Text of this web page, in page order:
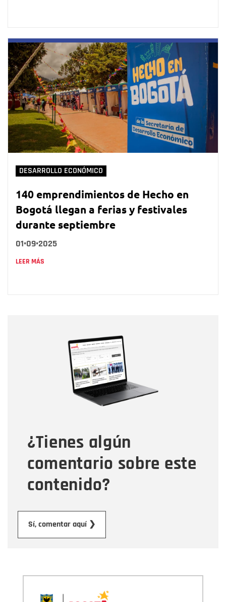
DESARROLLO ECONÓMICO
140 emprendimientos de Hecho en
Bogotá llegan a ferias y festivales
durante septiembre
01•09•2025
LEER MÁS
¿Tienes algún
comentario sobre este
contenido?
Sí, comentar aquí ❯
Correo electrónico
Tipo de comentario
Mensaje